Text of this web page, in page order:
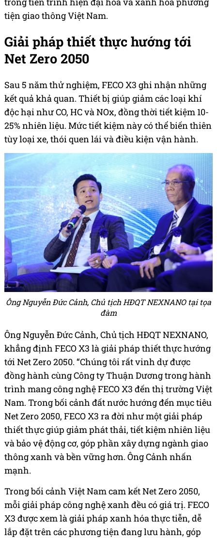
tiện giao thông Việt Nam.
Giải pháp thiết thực hướng tới
Net Zero 2050
Sau 5 năm thử nghiệm, FECO X3 ghi nhận những
kết quả khả quan. Thiết bị giúp giảm các loại khí
độc hại như CO, HC và NOx, đồng thời tiết kiệm 10-
25% nhiên liệu. Mức tiết kiệm này có thể biến thiên
tùy loại xe, thói quen lái và điều kiện vận hành.
Ông Nguyễn Đức Cảnh, Chủ tịch HĐQT NEXNANO tại tọa
đàm
Ông Nguyễn Đức Cảnh, Chủ tịch HĐQT NEXNANO,
khẳng định FECO X3 là giải pháp thiết thực hướng
tới Net Zero 2050. “Chúng tôi rất vinh dự được
đồng hành cùng Công ty Thuận Dương trong hành
trình mang công nghệ FECO X3 đến thị trường Việt
Nam. Trong bối cảnh đất nước hướng đến mục tiêu
Net Zero 2050, FECO X3 ra đời như một giải pháp
thiết thực giúp giảm phát thải, tiết kiệm nhiên liệu
và bảo vệ động cơ, góp phần xây dựng ngành giao
thông xanh và bền vững hơn. Ông Cảnh nhấn
mạnh.
Trong bối cảnh Việt Nam cam kết Net Zero 2050,
mỗi giải pháp công nghệ xanh đều có giá trị. FECO
X3 được xem là giải pháp xanh hóa thực tiễn, dễ
lắp đặt trên các phương tiện đang lưu hành, góp